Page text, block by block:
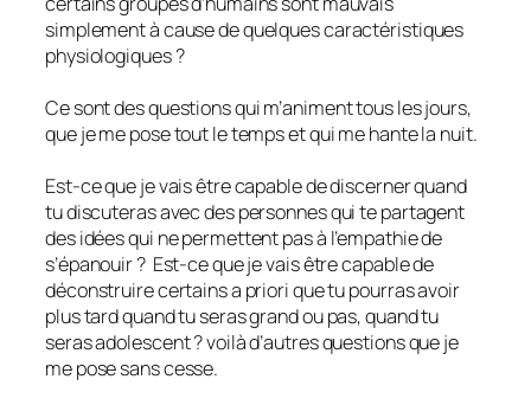
simplement à cause de quelques caractéristiques
physiologiques ?
Ce sont des questions qui m’animent tous les jours,
que je me pose tout le temps et qui me hante la nuit.
Est-ce que je vais être capable de discerner quand
tu discuteras avec des personnes qui te partagent
des idées qui ne permettent pas à l’empathie de
s’épanouir ? Est-ce que je vais être capable de
déconstruire certains a priori que tu pourras avoir
plus tard quand tu seras grand ou pas, quand tu
seras adolescent ? voilà d’autres questions que je
me pose sans cesse.